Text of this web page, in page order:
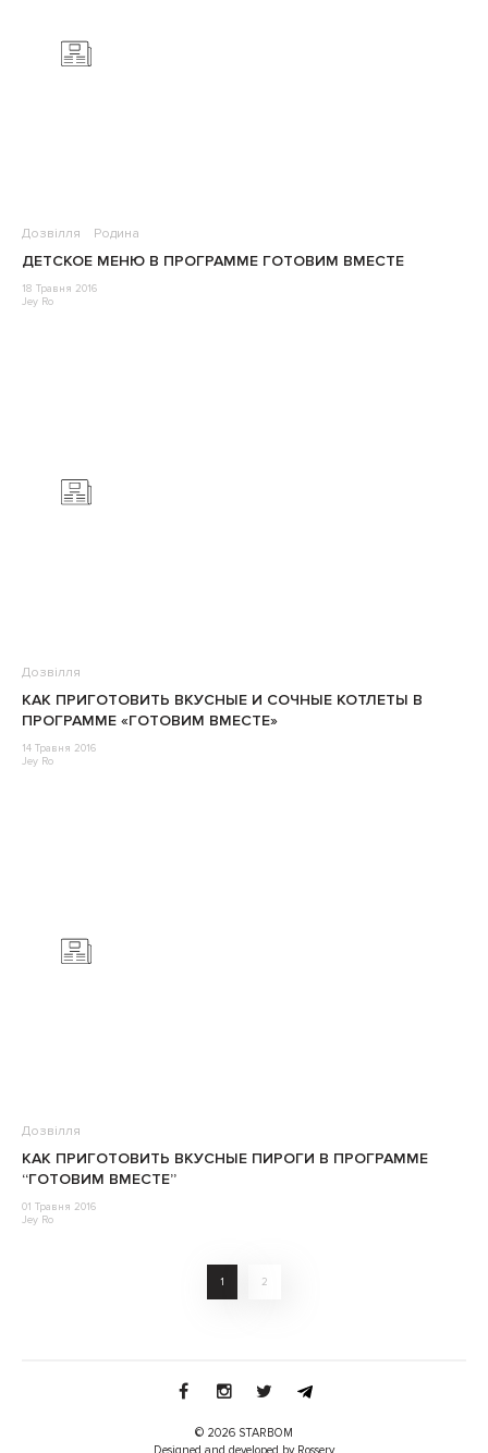
Дозвілля Родина
ДЕТСКОЕ МЕНЮ В ПРОГРАММЕ ГОТОВИМ ВМЕСТЕ
18 Травня 2016
Jey Ro
Дозвілля
КАК ПРИГОТОВИТЬ ВКУСНЫЕ И СОЧНЫЕ КОТЛЕТЫ В
ПРОГРАММЕ «ГОТОВИМ ВМЕСТЕ»
14 Травня 2016
Jey Ro
Дозвілля
КАК ПРИГОТОВИТЬ ВКУСНЫЕ ПИРОГИ В ПРОГРАММЕ
“ГОТОВИМ ВМЕСТЕ”
01 Травня 2016
Jey Ro
1 2
© 2026 STARBOM